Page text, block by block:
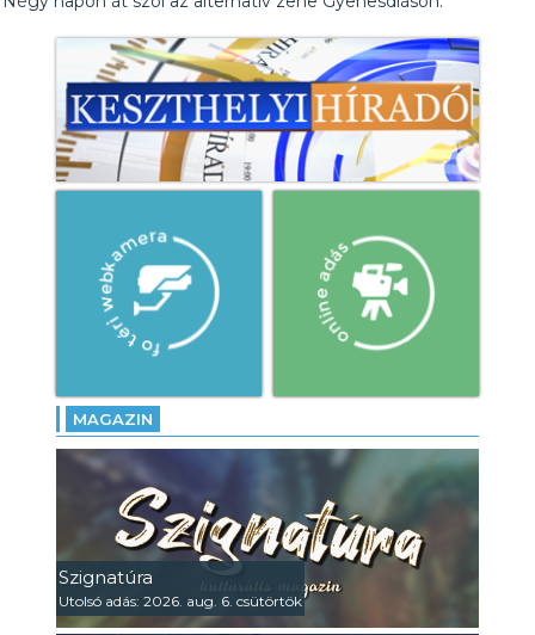
MAGAZIN
Szignatúra
Utolsó adás: 2026. aug. 6. csütörtök